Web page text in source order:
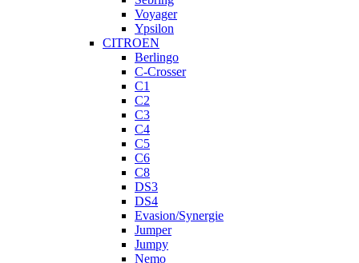
Voyager
Ypsilon
CITROEN
Berlingo
C-Crosser
C1
C2
C3
C4
C5
C6
C8
DS3
DS4
Evasion/Synergie
Jumper
Jumpy
Nemo